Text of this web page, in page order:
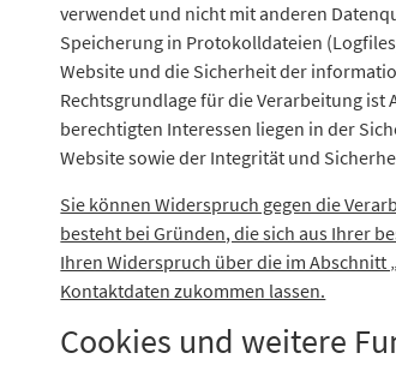
verwendet und nicht mit anderen
Speicherung in Protokolldateien
Website und die Sicherheit der
Rechtsgrundlage für die Verarbeitung ist
berechtigten Interessen liegen in der
Website sowie der Integrität und
Sie können Widerspruch gegen die
besteht bei Gründen, die sich aus Ihrer
Ihren Widerspruch über die im
Kontaktdaten zukommen lassen.
Cookies und weitere